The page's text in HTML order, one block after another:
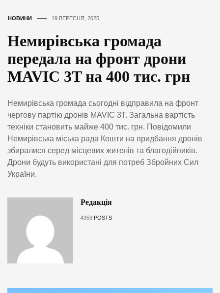
НОВИНИ 19 ВЕРЕСНЯ, 2025
Немирівська громада
передала на фронт дрони
MAVIC 3T на 400 тис. грн
Немирівська громада сьогодні відправила на фронт
чергову партію дронів MAVIC 3T. Загальна вартість
техніки становить майже 400 тис. грн. Повідомили
Немирівська міська рада Кошти на придбання дронів
збиралися серед місцевих жителів та благодійників.
Дрони будуть використані для потреб Збройних Сил
України.
Редакція
4353 POSTS